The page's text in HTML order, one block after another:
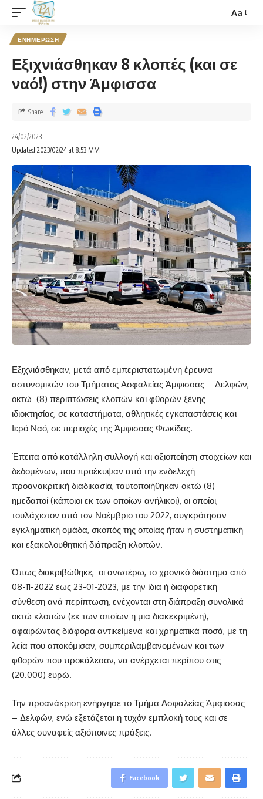
Aa
ΕΝΗΜΕΡΩΣΗ
Εξιχνιάσθηκαν 8 κλοπές (και σε
ναό!) στην Άμφισσα
24/02/2023
Updated 2023/02/24 at 8:53 ΜΜ
Share
Εξιχνιάσθηκαν, μετά από εμπεριστατωμένη έρευνα
αστυνομικών του Τμήματος Ασφαλείας Άμφισσας – Δελφών,
οκτώ (8) περιπτώσεις κλοπών και φθορών ξένης
ιδιοκτησίας, σε καταστήματα, αθλητικές εγκαταστάσεις και
Ιερό Ναό, σε περιοχές της Άμφισσας Φωκίδας.
Έπειτα από κατάλληλη συλλογή και αξιοποίηση στοιχείων και
δεδομένων, που προέκυψαν από την ενδελεχή
προανακριτική διαδικασία, ταυτοποιήθηκαν οκτώ (8)
ημεδαποί (κάποιοι εκ των οποίων ανήλικοι), οι οποίοι,
τουλάχιστον από τον Νοέμβριο του 2022, συγκρότησαν
εγκληματική ομάδα, σκοπός της οποίας ήταν η συστηματική
και εξακολουθητική διάπραξη κλοπών.
Όπως διακριβώθηκε, οι ανωτέρω, το χρονικό διάστημα από
08-11-2022 έως 23-01-2023, με την ίδια ή διαφορετική
σύνθεση ανά περίπτωση, ενέχονται στη διάπραξη συνολικά
οκτώ κλοπών (εκ των οποίων η μια διακεκριμένη),
αφαιρώντας διάφορα αντικείμενα και χρηματικά ποσά, με τη
λεία που αποκόμισαν, συμπεριλαμβανομένων και των
φθορών που προκάλεσαν, να ανέρχεται περίπου στις
(20.000) ευρώ.
Την προανάκριση ενήργησε το Τμήμα Ασφαλείας Άμφισσας
– Δελφών, ενώ εξετάζεται η τυχόν εμπλοκή τους και σε
άλλες συναφείς αξιόποινες πράξεις.
Facebook